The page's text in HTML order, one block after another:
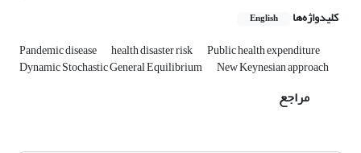
کلیدواژه‌ها English
Pandemic disease health disaster risk Public health expenditure
Dynamic Stochastic General Equilibrium New Keynesian approach
مراجع